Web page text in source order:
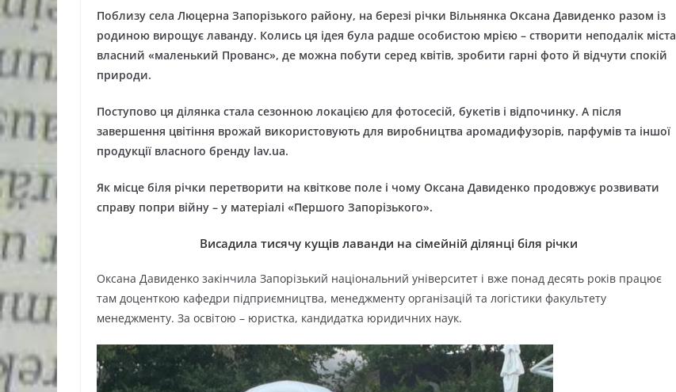
Поблизу села Люцерна Запорізького району, на березі річки Вільнянка Оксана Давиденко разом із
родиною вирощує лаванду. Колись ця ідея була радше особистою мрією – створити неподалік міста
власний «маленький Прованс», де можна побути серед квітів, зробити гарні фото й відчути спокій
природи.
Поступово ця ділянка стала сезонною локацією для фотосесій, букетів і відпочинку. А після
завершення цвітіння врожай використовують для виробництва аромадифузорів, парфумів та іншої
продукції власного бренду lav.ua.
Як місце біля річки перетворити на квіткове поле і чому Оксана Давиденко продовжує розвивати
справу попри війну – у матеріалі «Першого Запорізького».
Висадила тисячу кущів лаванди на сімейній ділянці біля річки
Оксана Давиденко закінчила Запорізький національний університет і вже понад десять років працює
там доценткою кафедри підприємництва, менеджменту організацій та логістики факультету
менеджменту. За освітою – юристка, кандидатка юридичних наук.